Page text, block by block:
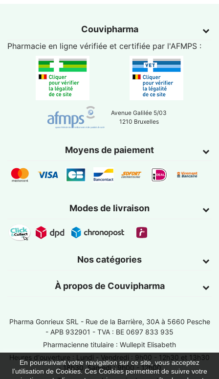
Couvipharma
Pharmacie en ligne vérifiée et certifiée par l'AFMPS :
Avenue Galilée 5/03
1210 Bruxelles
Moyens de paiement
Modes de livraison
Nos catégories
À propos de Couvipharma
En poursuivant votre navigation sur ce site, vous acceptez
l’utilisation de Cookies. Ces Cookies permettent de suivre votre
Pharma Gonrieux SRL - Rue de la Barrière, 30A à 5660 Pesche
- APB 932901 - TVA : BE 0697 833 935
Pharmacienne titulaire : Wullepit Elisabeth
Heures d'ouverture : Lundi - Vendredi : 9h00 - 12h30 et 13h30
- 18h30, Samedi : 9h00 - 12h00